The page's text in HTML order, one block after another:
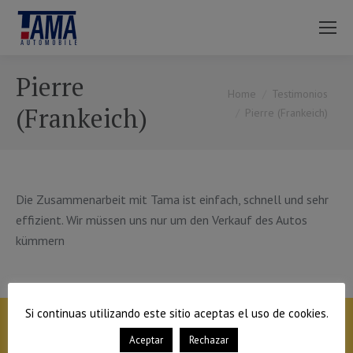
Pierre
(Frankeich)
You are here:Home
Testimonios
Pierre (Frankeich)
Die Zusammenarbeit mit Tama ist einfach, schnell und sehr
effizient. Wir müssen uns nur um den Verkauf des Autos
kümmern
Si continuas utilizando este sitio aceptas el uso de cookies.
Aceptar Rechazar